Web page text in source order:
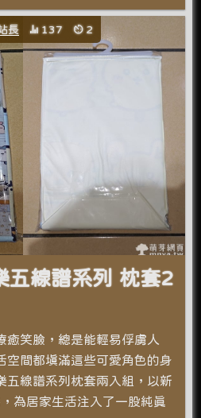
長 137 2
五線譜系列 枕套2
癒笑臉，總是能輕易俘虜人
空間都填滿這些可愛角色的身
五線譜系列枕套兩入組，以新
為居家生活注入了一股純真